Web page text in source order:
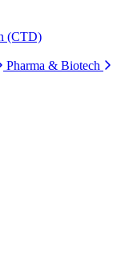
(CTD)
Pharma & Biotech